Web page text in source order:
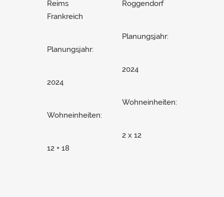
Reims
Frankreich
Planungsjahr:
2024
Wohneinheiten:
12 + 18
Roggendorf
Planungsjahr:
2024
Wohneinheiten:
2 x 12